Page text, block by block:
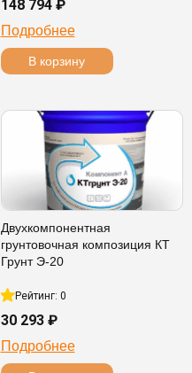
148 794 ₽
Подробнее
В корзину
Двухкомпонентная
грунтовочная композиция КТ
Грунт Э-20
Рейтинг: 0
30 293 ₽
Подробнее